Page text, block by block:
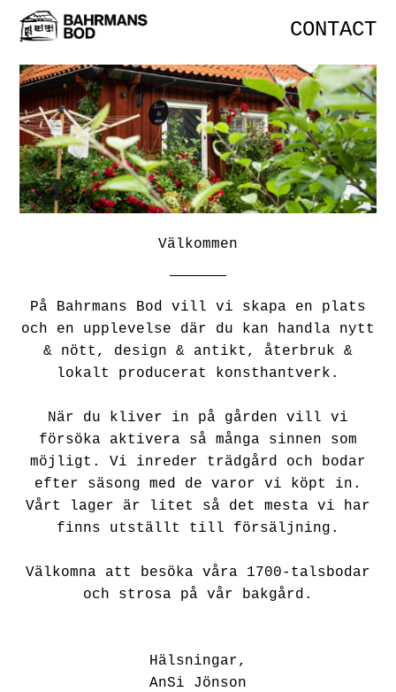
Välkommen
På Bahrmans Bod vill vi skapa en plats
och en upplevelse där du kan handla nytt
& nött, design & antikt, återbruk &
lokalt producerat konsthantverk.
När du kliver in på gården vill vi
försöka aktivera så många sinnen som
möjligt. Vi inreder trädgård och bodar
efter säsong med de varor vi köpt in.
Vårt lager är litet så det mesta vi har
finns utställt till försäljning.
Välkomna att besöka våra 1700-talsbodar
och strosa på vår bakgård.
Hälsningar,
AnSi Jönson
CONTACT